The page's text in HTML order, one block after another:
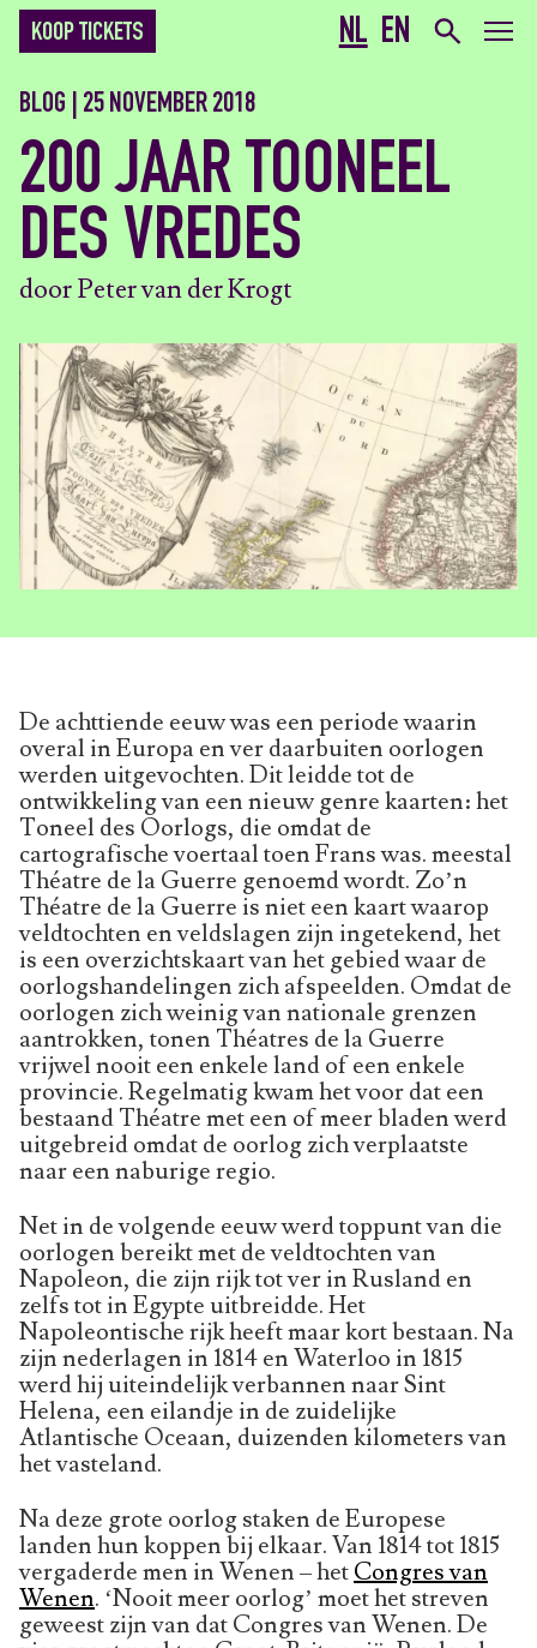
NL EN
KOOP TICKETS
BLOG | 25 NOVEMBER 2018
200 JAAR TOONEEL
DES VREDES
door Peter van der Krogt
De achttiende eeuw was een periode waarin
overal in Europa en ver daarbuiten oorlogen
werden uitgevochten. Dit leidde tot de
ontwikkeling van een nieuw genre kaarten: het
Toneel des Oorlogs, die omdat de
cartografische voertaal toen Frans was. meestal
Théatre de la Guerre genoemd wordt. Zo’n
Théatre de la Guerre is niet een kaart waarop
veldtochten en veldslagen zijn ingetekend, het
is een overzichtskaart van het gebied waar de
oorlogshandelingen zich afspeelden. Omdat de
oorlogen zich weinig van nationale grenzen
aantrokken, tonen Théatres de la Guerre
vrijwel nooit een enkele land of een enkele
provincie. Regelmatig kwam het voor dat een
bestaand Théatre met een of meer bladen werd
uitgebreid omdat de oorlog zich verplaatste
naar een naburige regio.
Net in de volgende eeuw werd toppunt van die
oorlogen bereikt met de veldtochten van
Napoleon, die zijn rijk tot ver in Rusland en
zelfs tot in Egypte uitbreidde. Het
Napoleontische rijk heeft maar kort bestaan. Na
zijn nederlagen in 1814 en Waterloo in 1815
werd hij uiteindelijk verbannen naar Sint
Helena, een eilandje in de zuidelijke
Atlantische Oceaan, duizenden kilometers van
het vasteland.
Na deze grote oorlog staken de Europese
landen hun koppen bij elkaar. Van 1814 tot 1815
vergaderde men in Wenen – hetCongres van
Wenen. ‘Nooit meer oorlog’ moet het streven
geweest zijn van dat Congres van Wenen. De